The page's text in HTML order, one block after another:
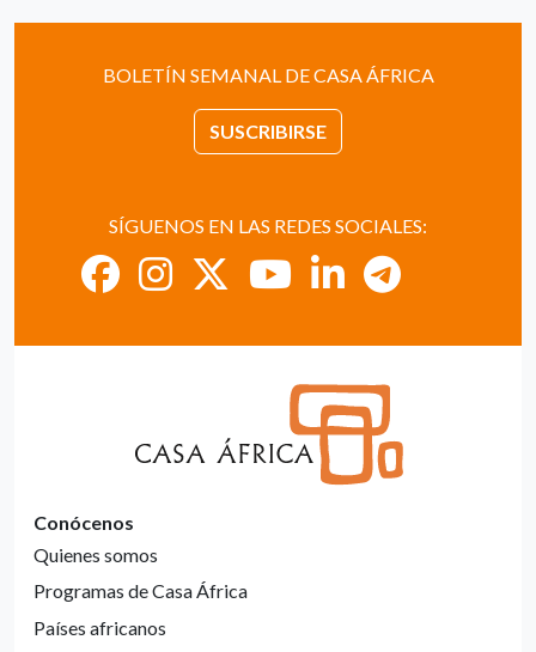
BOLETÍN SEMANAL DE CASA ÁFRICA
SUSCRIBIRSE
SÍGUENOS EN LAS REDES SOCIALES:
Conócenos
Quienes somos
Programas de Casa África
Países africanos